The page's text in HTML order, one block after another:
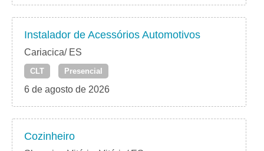
Instalador de Acessórios Automotivos
Cariacica/ ES
CLT Presencial
6 de agosto de 2026
Cozinheiro